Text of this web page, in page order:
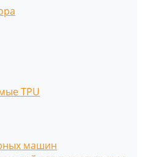
TPU
машин